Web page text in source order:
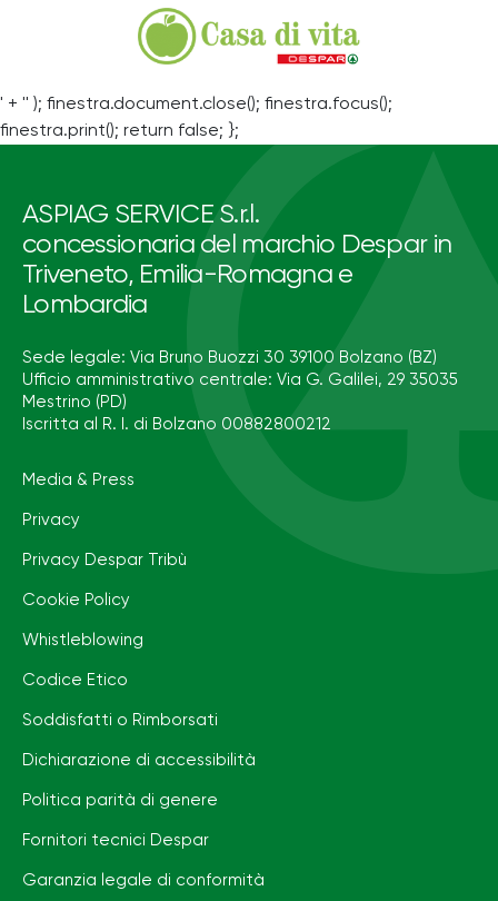
' + '' ); finestra.document.close(); finestra.focus();
finestra.print(); return false; };
ASPIAG SERVICE S.r.l.
concessionaria del marchio Despar in
Triveneto, Emilia-Romagna e
Lombardia
Sede legale: Via Bruno Buozzi 30 39100 Bolzano (BZ)
Ufficio amministrativo centrale: Via G. Galilei, 29 35035
Mestrino (PD)
Iscritta al R. I. di Bolzano 00882800212
Media & Press
Privacy
Privacy Despar Tribù
Cookie Policy
Whistleblowing
Codice Etico
Soddisfatti o Rimborsati
Dichiarazione di accessibilità
Politica parità di genere
Fornitori tecnici Despar
Garanzia legale di conformità